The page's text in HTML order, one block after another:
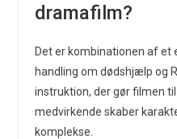
dramafilm?
Det er kombinationen af et
handling om dødshjælp og
instruktion, der gør filmen
medvirkende skaber
komplekse.